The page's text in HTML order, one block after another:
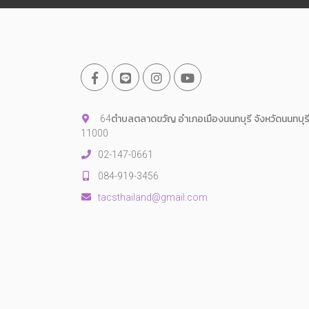
64ตำบลตลาดขวัญ อำเภอเมืองนนทบุรี จังหวัดนนทบุรี
11000
02-147-0661
084-919-3456
tacsthailand@gmail.com